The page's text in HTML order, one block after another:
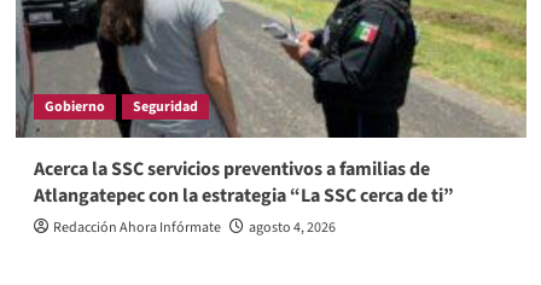
Gobierno Seguridad
Acerca la SSC servicios preventivos a familias de
Atlangatepec con la estrategia “La SSC cerca de ti”
Redacción Ahora Infórmate agosto 4, 2026